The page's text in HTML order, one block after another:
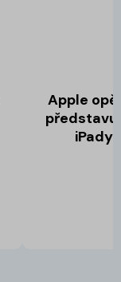
Apple
iPady